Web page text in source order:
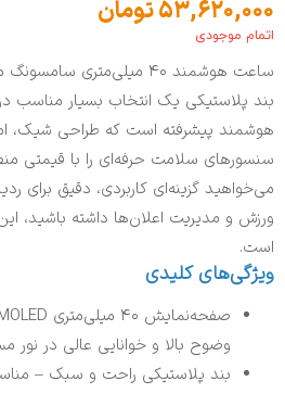
۵۳,۶۲۰,۰۰۰ تومان
اتمام موجودی
بند پلاستیکی یک انتخاب بسیار مناسب
هوشمند پیشرفته است که طراحی شیک،
سنسورهای سلامت حرفه‌ای را با قیمتی
می‌خواهید گزینه‌ای کاربردی، دقیق برای
ورزش و مدیریت اعلان‌ها داشته باشید،
است.
ویژگی‌های کلیدی
وضوح بالا و خوانایی عالی در نور
بند پلاستیکی راحت و سبک –